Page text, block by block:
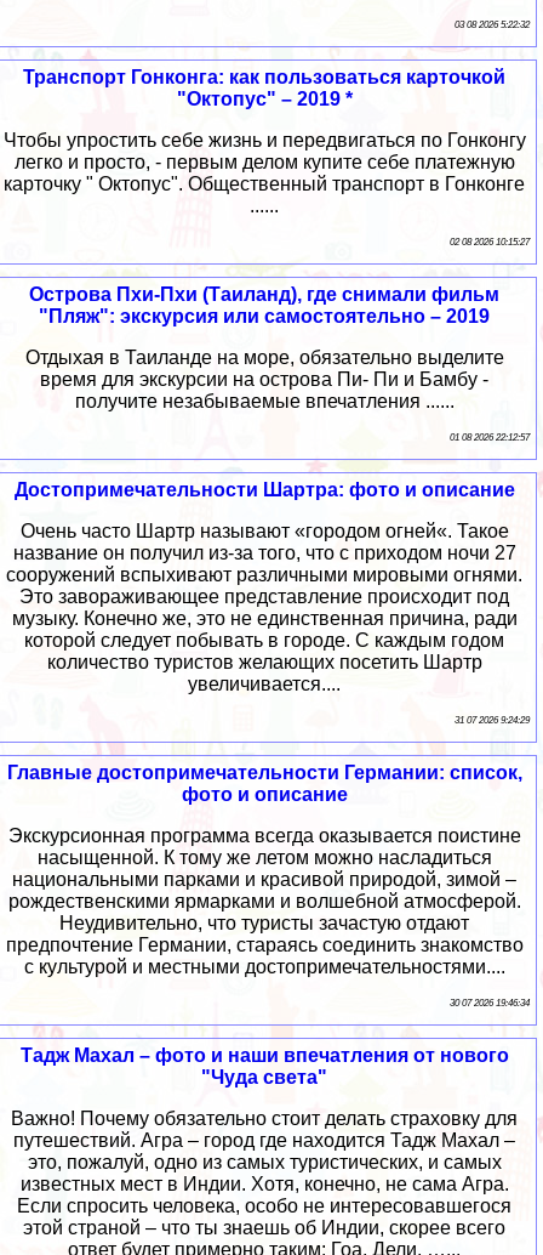
03 08 2026 5:22:32
Транспорт Гонконга: как пользоваться карточкой
"Октопус" – 2019 *
Чтобы упростить себе жизнь и передвигаться по Гонконгу
легко и просто, - первым делом купите себе платежную
карточку " Октопус". Общественный транспорт в Гонконге
......
02 08 2026 10:15:27
Острова Пхи-Пхи (Таиланд), где снимали фильм
"Пляж": экскурсия или самостоятельно – 2019
Отдыхая в Таиланде на море, обязательно выделите
время для экскурсии на острова Пи- Пи и Бамбу -
получите незабываемые впечатления ......
01 08 2026 22:12:57
Достопримечательности Шартра: фото и описание
Очень часто Шартр называют «городом огней«. Такое
название он получил из-за того, что с приходом ночи 27
сооружений вспыхивают различными мировыми огнями.
Это завораживающее представление происходит под
музыку. Конечно же, это не единственная причина, ради
которой следует побывать в городе. С каждым годом
количество туристов желающих посетить Шартр
увеличивается....
31 07 2026 9:24:29
Главные достопримечательности Германии: список,
фото и описание
Экскурсионная программа всегда оказывается поистине
насыщенной. К тому же летом можно насладиться
национальными парками и красивой природой, зимой –
рождественскими ярмарками и волшебной атмосферой.
Неудивительно, что туристы зачастую отдают
предпочтение Германии, стараясь соединить знакомство
с культурой и местными достопримечательностями....
30 07 2026 19:46:34
Тадж Махал – фото и наши впечатления от нового
"Чуда света"
Важно! Почему обязательно стоит делать страховку для
путешествий. Агра – город где находится Тадж Махал –
это, пожалуй, одно из самых туристических, и самых
известных мест в Индии. Хотя, конечно, не сама Агра.
Если спросить человека, особо не интересовавшегося
этой страной – что ты знаешь об Индии, скорее всего
ответ будет примерно таким: Гоа, Дели, …...